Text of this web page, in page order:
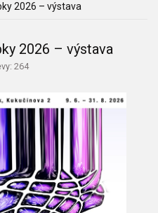
2026 – výstava
2026 – výstava
264